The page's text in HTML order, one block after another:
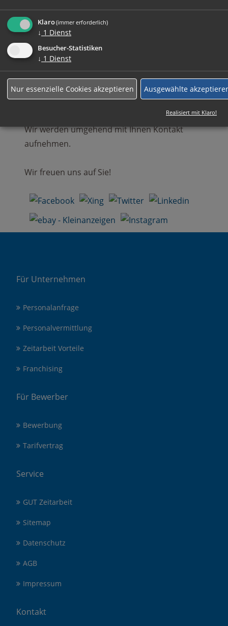
Rufen Sie uns einfach an:
+49 (0)89 590 68 65-0
Ihre komplette Bewerbung können Sie auch
gerne an
bewerbung@gut-zeitarbeit.desenden.
Wir werden umgehend mit Ihnen Kontakt
aufnehmen.
Wir freuen uns auf Sie!
Für Unternehmen
Personalanfrage
Personalvermittlung
Zeitarbeit Vorteile
Franchising
Für Bewerber
Bewerbung
Tarifvertrag
Service
GUT Zeitarbeit
Sitemap
Datenschutz
AGB
Impressum
Kontakt
Klaro(immer erforderlich)
↓ 1 Dienst
Besucher-Statistiken
↓ 1 Dienst
Nur essenzielle Cookies akzeptieren Ausgewählte
Realisiert mit Klaro!